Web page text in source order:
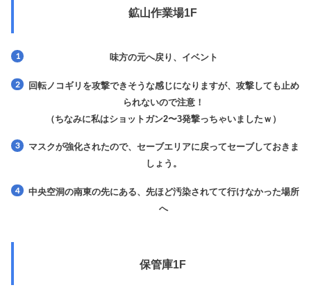
鉱山作業場1F
味方の元へ戻り、イベント
回転ノコギリを攻撃できそうな感じになりますが、攻撃しても止め
られないので注意！
（ちなみに私はショットガン2〜3発撃っちゃいましたｗ）
マスクが強化されたので、セーブエリアに戻ってセーブしておきま
しょう。
中央空洞の南東の先にある、先ほど汚染されてて行けなかった場所
へ
保管庫1F